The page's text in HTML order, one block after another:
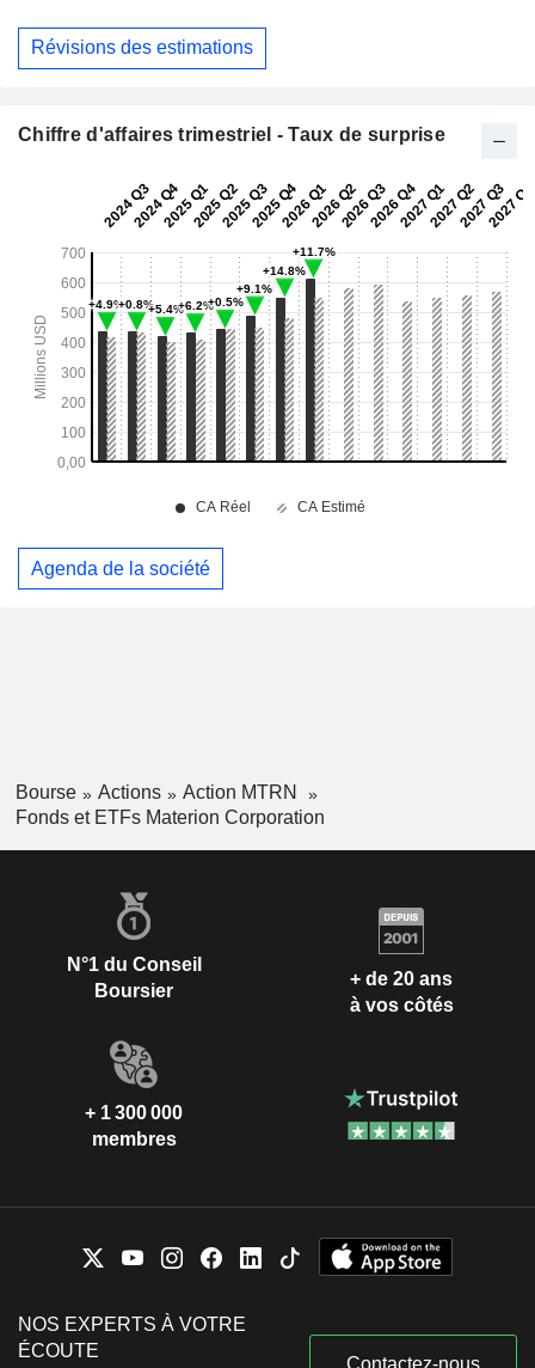
Révisions des estimations
Chiffre d'affaires trimestriel - Taux de surprise
Agenda de la société
Bourse Actions
Action MTRN
Fonds et ETFs Materion Corporation
N°1 du Conseil
Boursier
+ de 20 ans
à vos côtés
+ 1 300 000
membres
NOS EXPERTS À VOTRE
ÉCOUTE
Contactez-nous